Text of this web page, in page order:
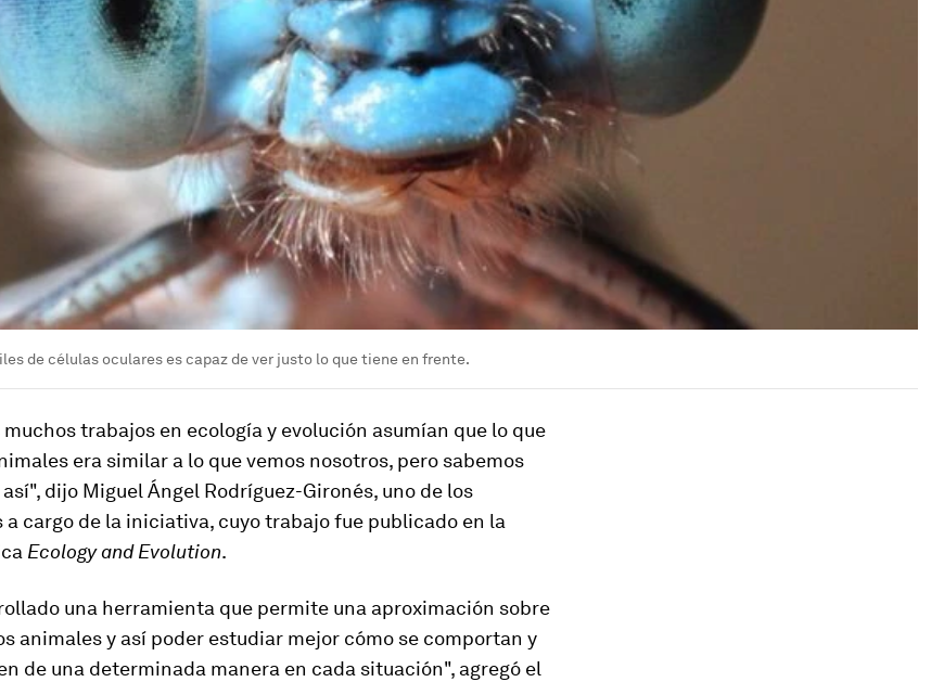
de células oculares es capaz de ver justo lo que tiene en frente.
trabajos en ecología y evolución asumían que lo que
era similar a lo que vemos nosotros, pero sabemos
dijo Miguel Ángel Rodríguez-Gironés, uno de los
a cargo de la iniciativa, cuyo trabajo fue publicado en la
Ecology and Evolution.
una herramienta que permite una aproximación sobre
animales y así poder estudiar mejor cómo se comportan y
de una determinada manera en cada situación", agregó el